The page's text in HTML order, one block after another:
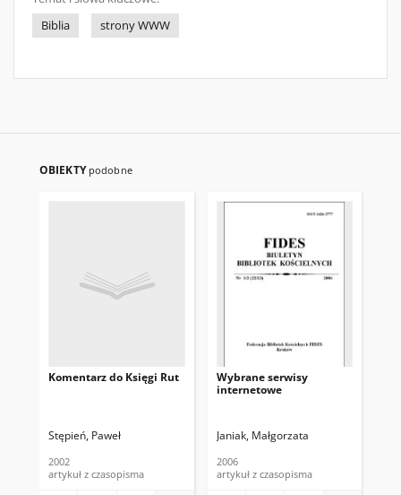
Biblia
strony WWW
OBIEKTY podobne
Komentarz do Księgi Rut
Stępień, Paweł
2002
artykuł z czasopisma
Wybrane serwisy
internetowe
Janiak, Małgorzata
2006
artykuł z czasopisma